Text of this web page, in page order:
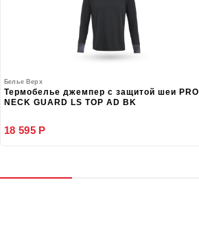
Белье Верх
Термобелье джемпер с защитой шеи PRO
NECK GUARD LS TOP AD BK
18 595 Р